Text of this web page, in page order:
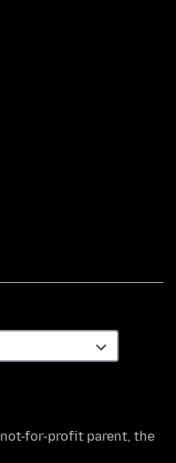
not-for-profit parent, the